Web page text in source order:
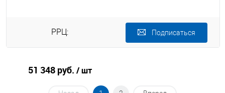
РРЦ:
51 348 руб. / шт
Подписаться